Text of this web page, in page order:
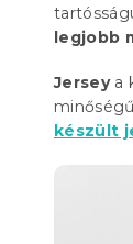
legjobb
Jerseya
készült